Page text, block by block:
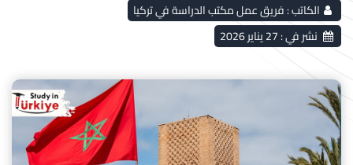
الكاتب :فريق عمل مكتب الدراسة في تركيا
نشر في :27 يناير 2026